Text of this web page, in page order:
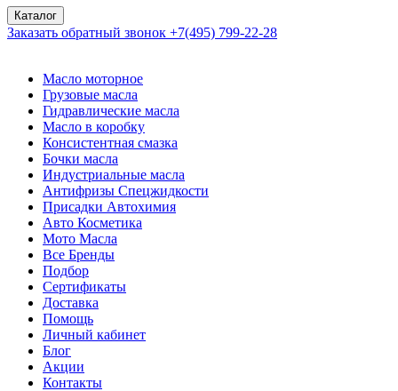
Каталог
Заказать обратный звонок +7(495) 799-22-28
Масло моторное
Грузовые масла
Гидравлические масла
Масло в коробку
Консистентная смазка
Бочки масла
Индустриальные масла
Антифризы Спецжидкости
Присадки Автохимия
Авто Косметика
Мото Масла
Все Бренды
Подбор
Сертификаты
Доставка
Помощь
Личный кабинет
Блог
Акции
Контакты